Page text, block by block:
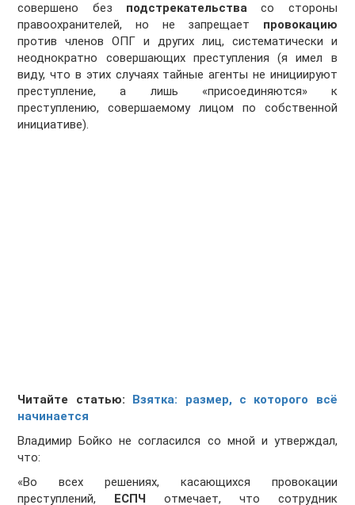
совершено без подстрекательства со стороны
правоохранителей, но не запрещает провокацию
против членов ОПГ и других лиц, систематически и
неоднократно совершающих преступления (я имел в
виду, что в этих случаях тайные агенты не инициируют
преступление, а лишь «присоединяются» к
преступлению, совершаемому лицом по собственной
инициативе).
Читайте статью: Взятка: размер, с которого всё
начинается
Владимир Бойко не согласился со мной и утверждал,
что:
«Во всех решениях, касающихся провокации
преступлений, ЕСПЧ отмечает, что сотрудник